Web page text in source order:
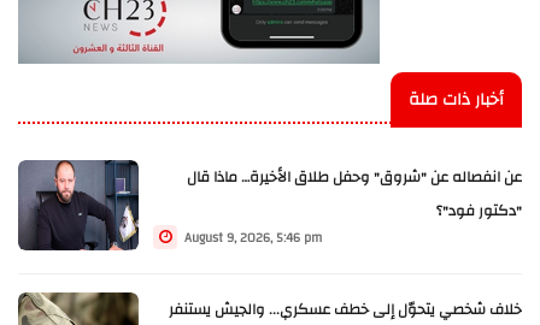
أخبار ذات صلة
عن انفصاله عن "شروق" وحفل طلاق الأخيرة… ماذا قال
"دكتور فود"؟
August 9, 2026, 5:46 pm
خلاف شخصي يتحوّل إلى خطف عسكري... والجيش يستنفر